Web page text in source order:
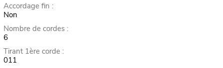
Accordage fin :
Non
Nombre de cordes :
6
Tirant 1ère corde :
011